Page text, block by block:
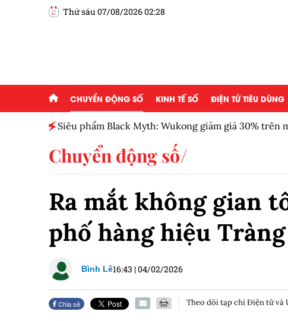
Thứ sáu 07/08/2026 02:28
CHUYỂN ĐỘNG SỐ KINH TẾ SỐ ĐIỆN TỬ TIÊU DÙNG
Siêu phẩm Black Myth: Wukong giảm giá 30% trên
Chuyển động số
Ra mắt không gian
phố hàng hiệu
Bình Lê16:43 |04/02/2026
Chia sẻ Theo dõi tạp chí Điện tử và